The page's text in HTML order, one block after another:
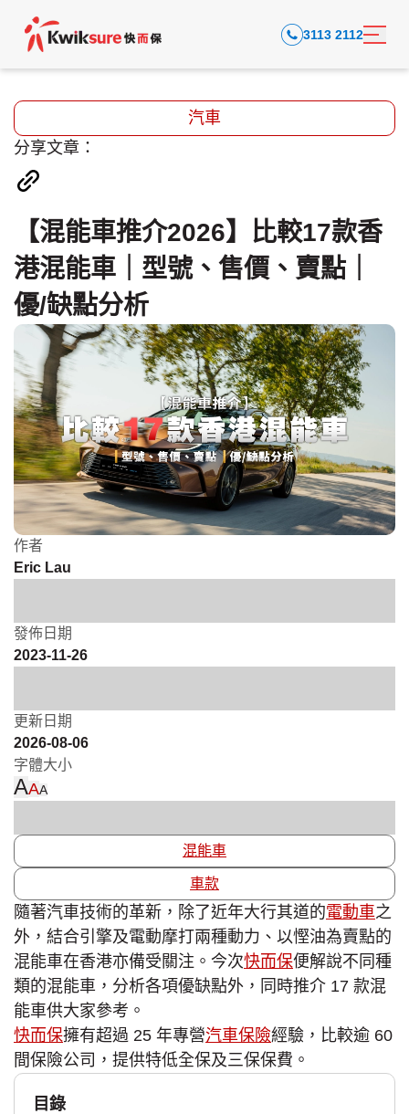
3113 2112
汽車
分享文章：
【混能車推介2026】比較17款香
港混能車｜型號、售價、賣點｜
優/缺點分析
作者
Eric Lau
發佈日期
2023-11-26
更新日期
2026-08-06
字體大小
AAA
混能車
車款
隨著汽車技術的革新，除了近年大行其道的電動車之
外，結合引擎及電動摩打兩種動力、以慳油為賣點的
混能車在香港亦備受關注。今次快而保便解說不同種
類的混能車，分析各項優缺點外，同時推介 17 款混
能車供大家參考。
快而保擁有超過 25 年專營汽車保險經驗，比較逾 60
間保險公司，提供特低全保及三保保費。
目錄